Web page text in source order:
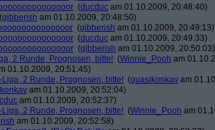
(ducduc am 01.10.2009, 20:48:40)
(gibberish am 01.10.2009, 20:48:50)
(gibberish am 01.10.2009, 20:49:13)
(ducduc am 01.10.2009, 20:49:33)
(gibberish am 01.10.2009, 20:50:03)
2 Runde, Prognosen, bitte! (Winnie_Pooh am
01.10.2009, 20:51:45)
2 Runde, Prognosen, bitte! (quasikonkav am
am 01.10.2009, 20:52:04)
am 01.10.2009, 20:52:37)
2 Runde, Prognosen, bitte! (Winnie_Pooh am
am 01.10.2009, 20:52:58)